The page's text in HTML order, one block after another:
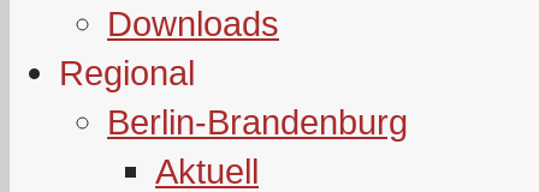
Downloads
Regional
Berlin-Brandenburg
Aktuell